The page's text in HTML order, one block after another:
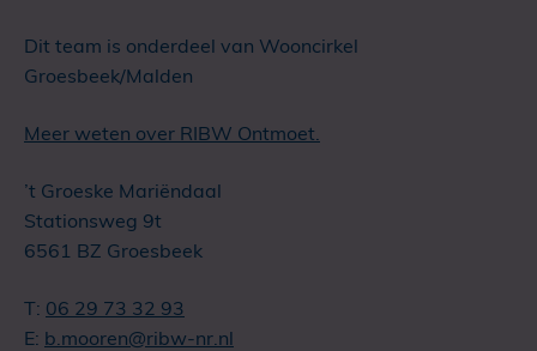
Dit team is onderdeel van Wooncirkel
Groesbeek/Malden
Meer weten over RIBW Ontmoet.
’t Groeske Mariëndaal
Stationsweg 9t
6561 BZ Groesbeek
T: 06 29 73 32 93
E: b.mooren@ribw-nr.nl